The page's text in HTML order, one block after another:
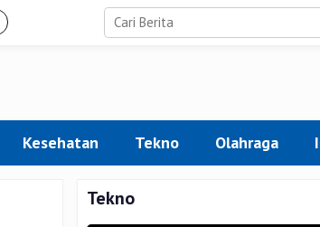
Kesehatan Tekno Olahraga
Tekno